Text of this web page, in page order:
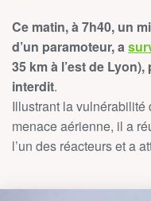
Ce matin, à 7h40, un
d’un paramoteur, a
35 km à l’est de
interdit.
Illustrant la
menace aérienne, il a
l’un des réacteurs et a